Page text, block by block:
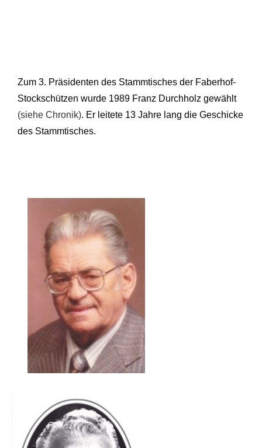
Zum 3. Präsidenten des Stammtisches der Faberhof-
Stockschützen wurde 1989 Franz Durchholz gewählt
(siehe Chronik). Er leitete 13 Jahre lang die Geschicke
des Stammtisches.